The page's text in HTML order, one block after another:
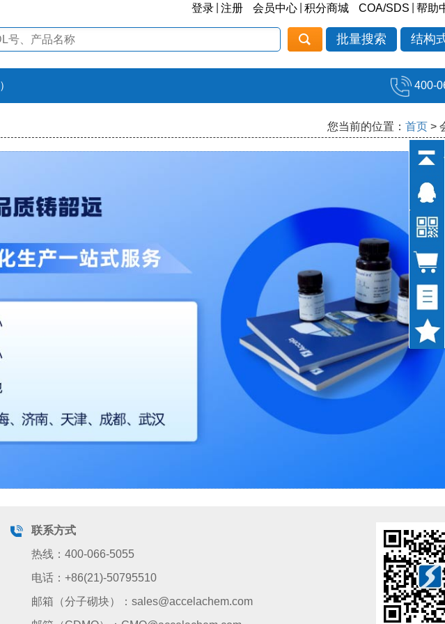
登录 注册 会员中心 积分商城 COA/SDS 帮助
批量搜索 结构
） 400-
您当前的位置： 首页 >
联系方式
热线：400-066-5055
电话：+86(21)-50795510
邮箱（分子砌块）：sales@accelachem.com